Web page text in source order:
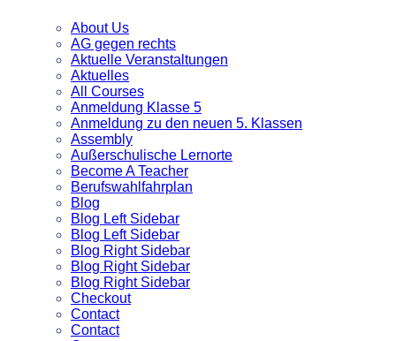
About Us
AG gegen rechts
Aktuelle Veranstaltungen
Aktuelles
All Courses
Anmeldung Klasse 5
Anmeldung zu den neuen 5. Klassen
Assembly
Außerschulische Lernorte
Become A Teacher
Berufswahlfahrplan
Blog
Blog Left Sidebar
Blog Left Sidebar
Blog Right Sidebar
Blog Right Sidebar
Blog Right Sidebar
Checkout
Contact
Contact